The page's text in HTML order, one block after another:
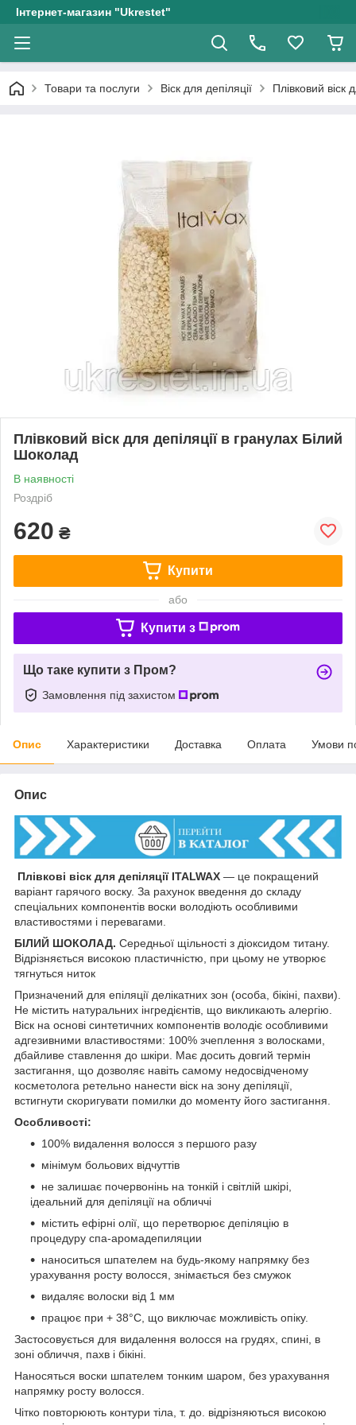
Інтернет-магазин "Ukrestet"
Товари та послуги Віск для депіляції Плівковий віск
Плівковий віск для депіляції в гранулах Білий
Шоколад
В наявності
Роздріб
620 ₴
Купити
або
Купити з
Що таке купити з Пром?
Замовлення під захистом
Опис Характеристики Доставка Оплата Умови
Опис
Плівкові віск для депіляції ITALWAX — це покращений
варіант гарячого воску. За рахунок введення до складу
спеціальних компонентів воски володіють особливими
властивостями і перевагами.
БІЛИЙ ШОКОЛАД. Середньої щільності з діоксидом титану.
Відрізняється високою пластичністю, при цьому не утворює
тягнуться ниток
Призначений для епіляції делікатних зон (особа, бікіні, пахви).
Не містить натуральних інгредієнтів, що викликають алергію.
Віск на основі синтетичних компонентів володіє особливими
адгезивними властивостями: 100% зчеплення з волосками,
дбайливе ставлення до шкіри. Має досить довгий термін
застигання, що дозволяє навіть самому недосвідченому
косметолога ретельно нанести віск на зону депіляції,
встигнути скоригувати помилки до моменту його застигання.
Особливості:
100% видалення волосся з першого разу
мінімум больових відчуттів
не залишає почервонінь на тонкій і світлій шкірі,
ідеальний для депіляції на обличчі
містить ефірні олії, що перетворює депіляцію в
процедуру спа-аромадепиляции
наноситься шпателем на будь-якому напрямку без
урахування росту волосся, знімається без смужок
видаляє волоски від 1 мм
працює при + 38°С, що виключає можливість опіку.
Застосовується для видалення волосся на грудях, спині, в
зоні обличчя, пахв і бікіні.
Наносяться воски шпателем тонким шаром, без урахування
напрямку росту волосся.
Чітко повторюють контури тіла, т. до. відрізняються високою